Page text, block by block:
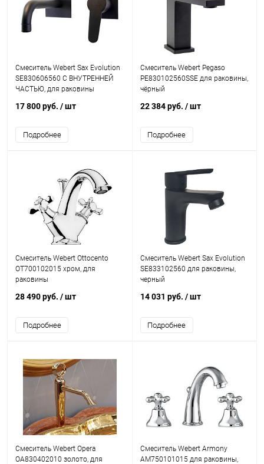
Смеситель Webert Sax Evolution
SE830606560 С ВНУТРЕННЕЙ
ЧАСТЬЮ, для раковины
17 800 руб. / шт
Подробнее
Смеситель Webert Pegaso
PE830102560SSE для раковины,
чёрный
22 384 руб. / шт
Подробнее
Смеситель Webert Ottocento
OT700102015 хром, для
раковины
28 490 руб. / шт
Подробнее
Смеситель Webert Sax Evolution
SE833102560 для раковины,
черный
14 031 руб. / шт
Подробнее
Смеситель Webert Opera
OA830402010 золото, для
Смеситель Webert Armony
AM750101015 для раковины,